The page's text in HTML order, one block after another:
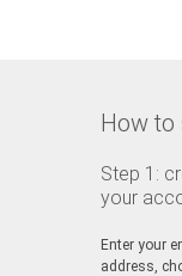
How to
Step 1:
your
Enter your
address,